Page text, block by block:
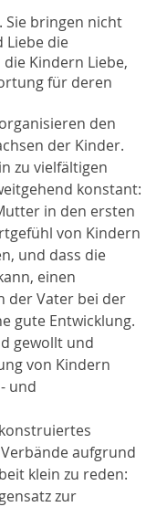
Sie bringen nicht
Liebe die
Kindern Liebe,
für deren
den
der Kinder.
zu vielfältigen
konstant:
in den ersten
von Kindern
und dass die
einen
der Vater bei der
gute Entwicklung.
gewollt und
von Kindern
und
aufgrund
klein zu reden:
zur